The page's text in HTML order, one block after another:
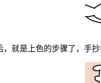
是上色的步骤了，手抄